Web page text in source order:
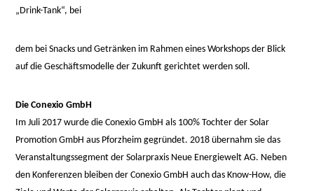
„Drink-Tank“, bei
osteopathe-
nyon-
monney
dem bei Snacks und Getränken im Rahmen eines Workshops der Blick
auf die Geschäftsmodelle der Zukunft gerichtet werden soll.
Die Conexio GmbH
Im Juli 2017 wurde die Conexio GmbH als 100% Tochter der Solar
Promotion GmbH aus Pforzheim gegründet. 2018 übernahm sie das
Veranstaltungssegment der Solarpraxis Neue Energiewelt AG. Neben
den Konferenzen bleiben der Conexio GmbH auch das Know-How, die